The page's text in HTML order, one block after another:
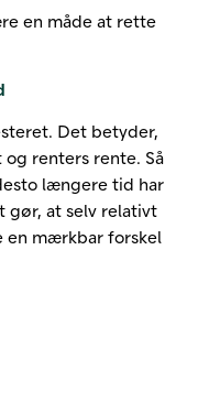
en måde at rette
Det betyder,
og renters rente. Så
længere tid har
gør, at selv relativt
en mærkbar forskel